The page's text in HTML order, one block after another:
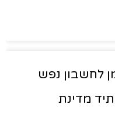
לחשבון נפש
מדינת